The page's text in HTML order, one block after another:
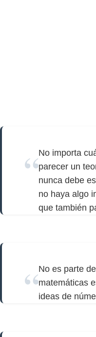
No importa
parecer un
nunca debe
no haya algo
que también
No es parte
matemáticas
ideas de